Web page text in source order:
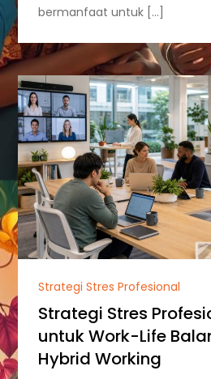
bermanfaat untuk […]
Strategi Stres Profesional
Strategi Stres
untuk Work-Life
Hybrid Working